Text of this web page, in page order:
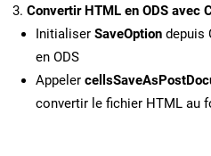
Convertir HTML en ODS avec
Initialiser SaveOption depuis
en ODS
Appeler
convertir le fichier HTML au